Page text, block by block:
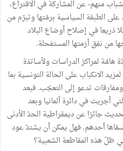
منهم- عن المشاركة في الاقتراع،
الطبقة السياسية برمّتها وتبرّم من
في إصلاح أوضاع البلاد
من نفق أزمتها المستفحلة.
هامّة لمراكز الدراسات ولأساتذة
الانكباب على الحالة التونسية بما
تدعو إلى التعجّب. فبعد
أجريت في دائرة ألمانيا وبعد
2018، أصبح الحديث جائزا عن ديمقراطية الحدّ الأدنى
سمّاها أحدهم. فهل يمكن أن يشتدّ عود
ظلّ هذه المقاطعة الشعبية؟